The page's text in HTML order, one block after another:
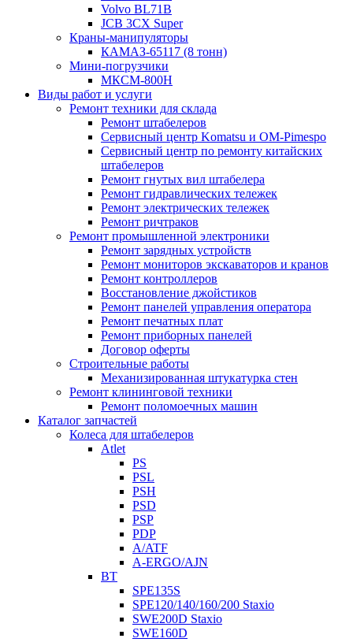
Volvo BL71B
JCB 3CX Super
Краны-манипуляторы
КАМАЗ-65117 (8 тонн)
Мини-погрузчики
МКСМ-800H
Виды работ и услуги
Ремонт техники для склада
Ремонт штабелеров
Сервисный центр Komatsu и OM-Pimespo
Сервисный центр по ремонту китайских
штабелеров
Ремонт гнутых вил штабелера
Ремонт гидравлических тележек
Ремонт электрических тележек
Ремонт ричтраков
Ремонт промышленной электроники
Ремонт зарядных устройств
Ремонт мониторов экскаваторов и кранов
Ремонт контроллеров
Восстановление джойстиков
Ремонт панелей управления оператора
Ремонт печатных плат
Ремонт приборных панелей
Договор оферты
Строительные работы
Механизированная штукатурка стен
Ремонт клининговой техники
Ремонт поломоечных машин
Каталог запчастей
Колеса для штабелеров
Atlet
PS
PSL
PSH
PSD
PSP
PDP
A/ATF
A-ERGO/AJN
BT
SPE135S
SPE120/140/160/200 Staxio
SWE200D Staxio
SWE160D